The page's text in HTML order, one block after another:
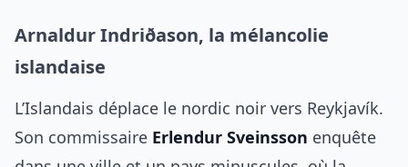
Arnaldur Indriðason, la mélancolie
islandaise
L’Islandais déplace le nordic noir vers Reykjavík.
Son commissaire Erlendur Sveinsson enquête